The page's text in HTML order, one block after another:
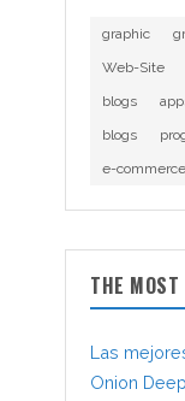
graphic
Web-Site
blogs
blogs
e-commerce
THE MOST
Las
Onion